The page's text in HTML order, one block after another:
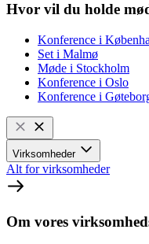
Hvor vil du holde
Konference i
Set i Malmø
Møde i Stockholm
Konference i Oslo
Konference i
Virksomheder
Alt for virksomheder
Om vores